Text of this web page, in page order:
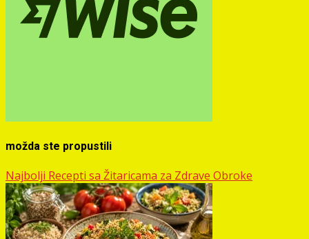
možda ste propustili
Najbolji Recepti sa Žitaricama za Zdrave Obroke